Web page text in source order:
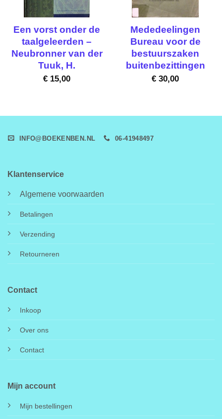
Een vorst onder de
taalgeleerden –
Neubronner van der
Tuuk, H.
€ 15,00
Mededeelingen
Bureau voor de
bestuurszaken
buitenbezittingen
€ 30,00
INFO@BOEKENBEN.NL 06-41948497
Klantenservice
Algemene voorwaarden
Betalingen
Verzending
Retourneren
Contact
Inkoop
Over ons
Contact
Mijn account
Mijn bestellingen